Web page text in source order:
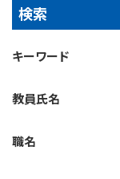
検索
キーワード
教員氏名
職名